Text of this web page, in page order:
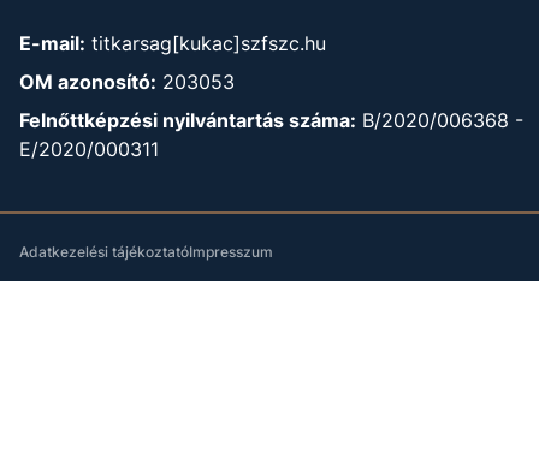
E-mail: titkarsag[kukac]szfszc.hu
OM azonosító: 203053
Felnőttképzési nyilvántartás száma: B/2020/006368 -
E/2020/000311
Adatkezelési tájékoztatóImpresszum